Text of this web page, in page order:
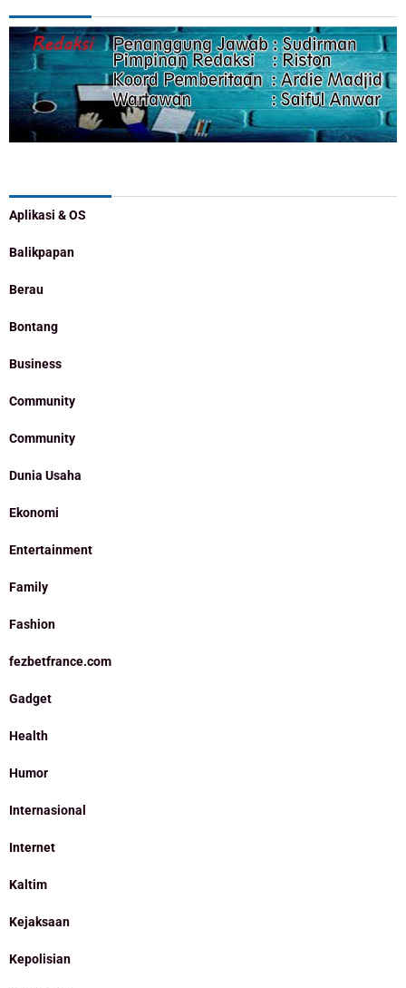
Aplikasi & OS
Balikpapan
Berau
Bontang
Business
Community
Community
Dunia Usaha
Ekonomi
Entertainment
Family
Fashion
fezbetfrance.com
Gadget
Health
Humor
Internasional
Internet
Kaltim
Kejaksaan
Kepolisian